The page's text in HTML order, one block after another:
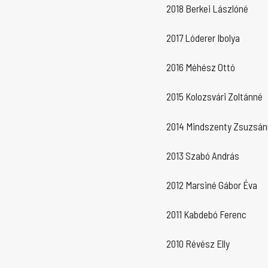
2018 Berkei Lászlóné
2017 Lóderer Ibolya
2016 Méhész Ottó
2015 Kolozsvári Zoltánné
2014 Mindszenty
2013 Szabó András
2012 Marsiné Gábor Éva
2011 Kabdebó Ferenc
2010 Révész Elly